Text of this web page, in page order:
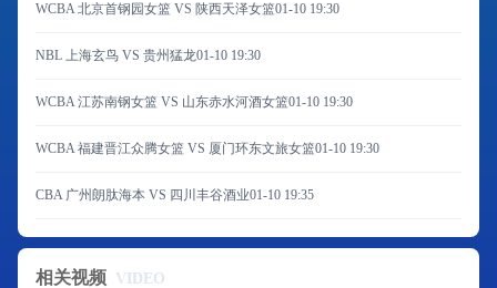
WCBA 北京首钢园女篮 VS 陕西天泽女篮01-10 19:30
NBL 上海玄鸟 VS 贵州猛龙01-10 19:30
WCBA 江苏南钢女篮 VS 山东赤水河酒女篮01-10 19:30
WCBA 福建晋江众腾女篮 VS 厦门环东文旅女篮01-10 19:30
CBA 广州朗肽海本 VS 四川丰谷酒业01-10 19:35
相关视频 VIDEO